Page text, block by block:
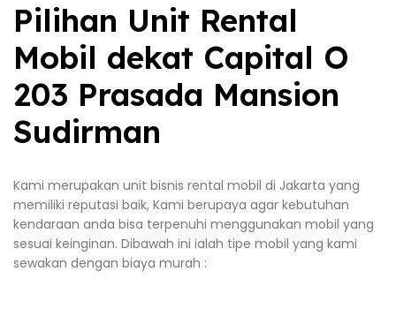
Pilihan Unit Rental
Mobil dekat Capital O
203 Prasada Mansion
Sudirman
Kami merupakan unit bisnis rental mobil di Jakarta yang
memiliki reputasi baik, Kami berupaya agar kebutuhan
kendaraan anda bisa terpenuhi menggunakan mobil yang
sesuai keinginan. Dibawah ini ialah tipe mobil yang kami
sewakan dengan biaya murah :